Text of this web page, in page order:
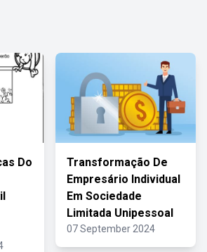
Do
Transformação De
Empresário Individual
Em Sociedade
Limitada Unipessoal
07 September 2024